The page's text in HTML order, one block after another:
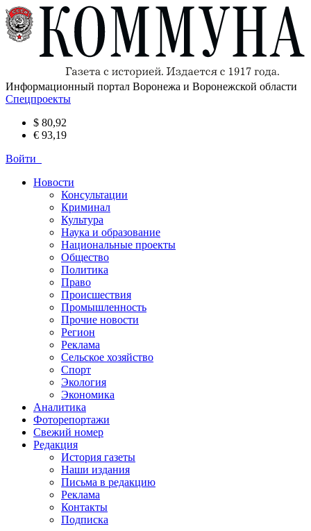
Информационный портал Воронежа и Воронежской области
Спецпроекты
$ 80,92
€ 93,19
Войти
Новости
Консультации
Криминал
Культура
Наука и образование
Национальные проекты
Общество
Политика
Право
Происшествия
Промышленность
Прочие новости
Регион
Реклама
Сельское хозяйство
Спорт
Экология
Экономика
Аналитика
Фоторепортажи
Свежий номер
Редакция
История газеты
Наши издания
Письма в редакцию
Реклама
Контакты
Подписка